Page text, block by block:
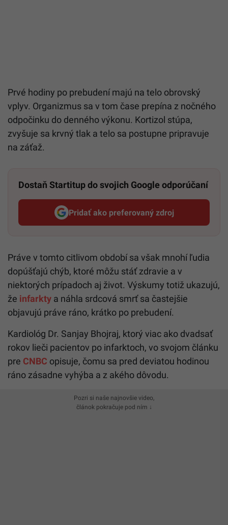
Prvé hodiny po prebudení majú na telo obrovský
vplyv. Organizmus sa v tom čase prepína z nočného
odpočinku do denného výkonu. Kortizol stúpa,
zvyšuje sa krvný tlak a telo sa postupne pripravuje
na záťaž.
Dostaň Startitup do svojich Google odporúčaní
Pridať ako preferovaný zdroj
Startitup, odkaz sa otvorí v
Práve v tomto citlivom období sa však mnohí ľudia
dopúšťajú chýb, ktoré môžu stáť zdravie a v
niektorých prípadoch aj život. Výskumy totiž ukazujú,
že infarkty a náhla srdcová smrť sa častejšie
objavujú práve ráno, krátko po prebudení.
Kardiológ Dr. Sanjay Bhojraj, ktorý viac ako dvadsať
rokov lieči pacientov po infarktoch, vo svojom článku
pre CNBC opisuje, čomu sa pred deviatou hodinou
ráno zásadne vyhýba a z akého dôvodu.
Pozri si naše najnovšie video,
článok pokračuje pod ním ↓